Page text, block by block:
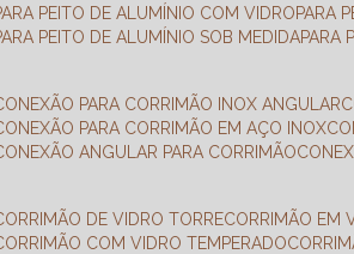
PARA PEITO DE ALUMÍNIO COM VIDRO PARA
PARA PEITO DE ALUMÍNIO SOB MEDIDA
CONEXÃO PARA CORRIMÃO INOX ANGULAR
CONEXÃO PARA CORRIMÃO EM AÇO INOX
CONEXÃO ANGULAR PARA CORRIMÃO
CORRIMÃO DE VIDRO TORRE
CORRIMÃO
CORRIMÃO COM VIDRO TEMPERADO